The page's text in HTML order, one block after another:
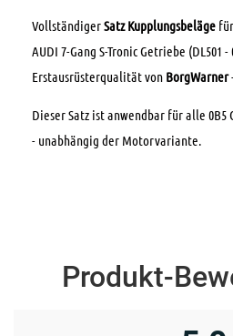
VollständigerSatz Kupplungsbeläge
AUDI 7-Gang S-Tronic Getriebe (DL501
Erstausrüsterqualität von BorgWarner
Dieser Satz ist anwendbar für alle 0B5
- unabhängig der Motorvariante.
Produkt-